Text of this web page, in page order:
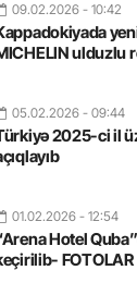
09.02.2026 - 10:42
ulduzlu
05.02.2026 - 09:44
2025-ci il
01.02.2026 - 12:54
Hotel
FOTOLAR